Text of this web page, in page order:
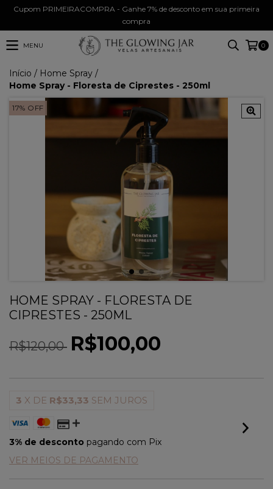
Cupom PRIMEIRACOMPRA - Ganhe 7% de desconto em sua primeira
compra
MENU 0
Início / Home Spray /
Home Spray - Floresta de Ciprestes - 250ml
17% OFF
HOME SPRAY - FLORESTA DE
CIPRESTES - 250ML
R$120,00 R$100,00
3 X DE R$33,33 SEM JUROS
3% de desconto pagando com Pix
VER MEIOS DE PAGAMENTO